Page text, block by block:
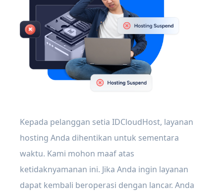
Kepada pelanggan setia IDCloudHost, layanan
hosting Anda dihentikan untuk sementara
waktu. Kami mohon maaf atas
ketidaknyamanan ini. Jika Anda ingin layanan
dapat kembali beroperasi dengan lancar. Anda